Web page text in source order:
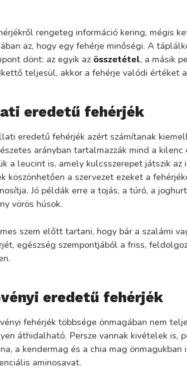
rengeteg információ kering, mégis
az, hogy egy fehérje minőségi. A
dönt: az egyik az összetétel, a másik
teljesül, akkor a fehérje valódi értéket
eredetű fehérjék
eredetű fehérjék azért számítanak
arányban tartalmazzák mind a kilenc
a leucint is, amely kulcsszerepet játszik az
köszönhetően a szervezet ezeket a
Jó példák erre a tojás, a túró, a
vörös húsok.
szem előtt tartani, hogy bár a szalámi
egészség szempontjából a friss,
eredetű fehérjék
fehérjék többsége önmagában nem
áthidalható. Persze vannak kivételek is,
a kendermag és a chia mag önmagukban
aminosavat.